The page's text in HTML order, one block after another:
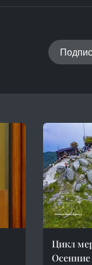
Цикл
Осенние